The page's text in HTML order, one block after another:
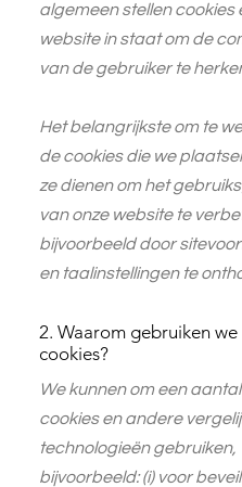
algemeen stellen cookies
website in staat om de
van de gebruiker te
Het belangrijkste om te
de cookies die we
ze dienen om het
van onze website te
bijvoorbeeld door
en taalinstellingen te
2. Waarom gebruiken we
cookies?
We kunnen om een
cookies en andere
technologieën gebruiken,
bijvoorbeeld: (i) voor